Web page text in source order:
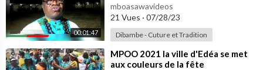
00:01:47
mboasawavideos
21 Vues · 07/28/23
Dibambe - Cuture et Tradition
⁣MPOO 2021 la ville d'Edéa se met
aux couleurs de la fête